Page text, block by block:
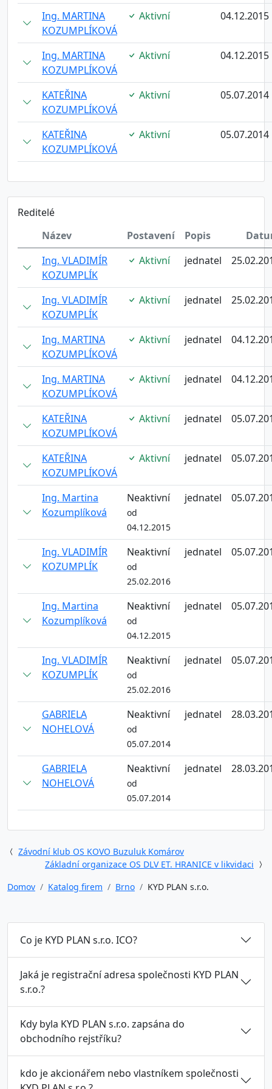
Ing. MARTINA
KOZUMPLÍKOVÁ
Aktivní 04.12.2015
Ing. MARTINA
KOZUMPLÍKOVÁ
Aktivní 04.12.2015
KATEŘINA
KOZUMPLÍKOVÁ
Aktivní 05.07.2014
KATEŘINA
KOZUMPLÍKOVÁ
Aktivní 05.07.2014
Reditelé
Název
Postavení Popis
Ing. VLADIMÍR
KOZUMPLÍK
Aktivní jednatel
Ing. VLADIMÍR
KOZUMPLÍK
Aktivní jednatel
Ing. MARTINA
KOZUMPLÍKOVÁ
Aktivní jednatel
Ing. MARTINA
KOZUMPLÍKOVÁ
Aktivní jednatel
KATEŘINA
KOZUMPLÍKOVÁ
Aktivní jednatel
KATEŘINA
KOZUMPLÍKOVÁ
Aktivní jednatel
Ing. Martina
Kozumplíková
Neaktivní
od
04.12.2015
jednatel
Ing. VLADIMÍR
KOZUMPLÍK
Neaktivní
od
25.02.2016
jednatel
Ing. Martina
Kozumplíková
Neaktivní
od
04.12.2015
jednatel
Ing. VLADIMÍR
KOZUMPLÍK
Neaktivní
od
25.02.2016
jednatel
GABRIELA
NOHELOVÁ
Neaktivní
od
05.07.2014
jednatel
GABRIELA
NOHELOVÁ
Neaktivní
od
05.07.2014
jednatel
Závodní klub OS KOVO Buzuluk Komárov
Základní organizace OS DLV ET. HRANICE v likvidaci
Domov
Katalog firem Brno KYD PLAN s.r.o.
Co je KYD PLAN s.r.o. ICO?
Jaká je registrační adresa společnosti KYD PLAN
s.r.o.?
Kdy byla KYD PLAN s.r.o. zapsána do
obchodního rejstříku?
kdo je akcionářem nebo vlastníkem společnosti